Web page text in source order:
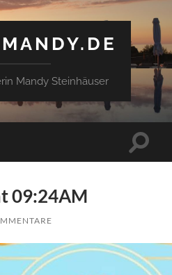
Mandy Steinhäuser
09:24AM